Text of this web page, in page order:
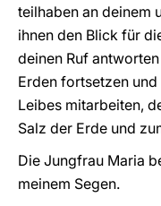
teilhaben an deinem
ihnen den Blick für
deinen Ruf
Erden fortsetzen
Leibes mitarbeiten,
Salz der Erde und
Die Jungfrau Maria
meinem Segen.